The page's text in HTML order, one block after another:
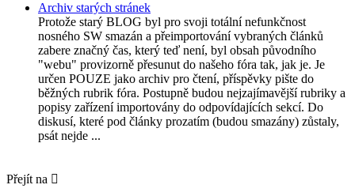
Archiv starých stránek
Protože starý BLOG byl pro svoji totální nefunkčnost
nosného SW smazán a přeimportování vybraných článků
zabere značný čas, který teď není, byl obsah původního
"webu" provizorně přesunut do našeho fóra tak, jak je. Je
určen POUZE jako archiv pro čtení, příspěvky pište do
běžných rubrik fóra. Postupně budou nejzajímavější rubriky a
popisy zařízení importovány do odpovídajících sekcí. Do
diskusí, které pod články prozatím (budou smazány) zůstaly,
psát nejde ...
Přejít na